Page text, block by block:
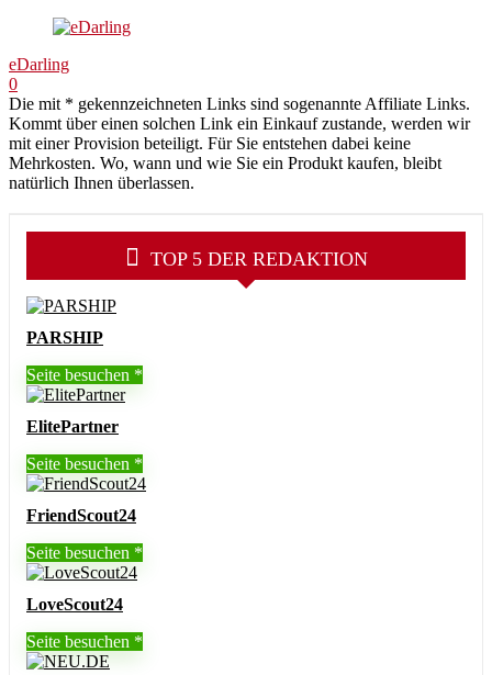
eDarling
0
Die mit * gekennzeichneten Links sind sogenannte Affiliate Links.
Kommt über einen solchen Link ein Einkauf zustande, werden wir
mit einer Provision beteiligt. Für Sie entstehen dabei keine
Mehrkosten. Wo, wann und wie Sie ein Produkt kaufen, bleibt
natürlich Ihnen überlassen.
TOP 5 DER REDAKTION
PARSHIP
Seite besuchen
ElitePartner
Seite besuchen
FriendScout24
Seite besuchen
LoveScout24
Seite besuchen